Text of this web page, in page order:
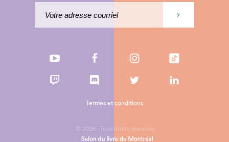
© 2026 - Tous droits réservés
Termes et conditions